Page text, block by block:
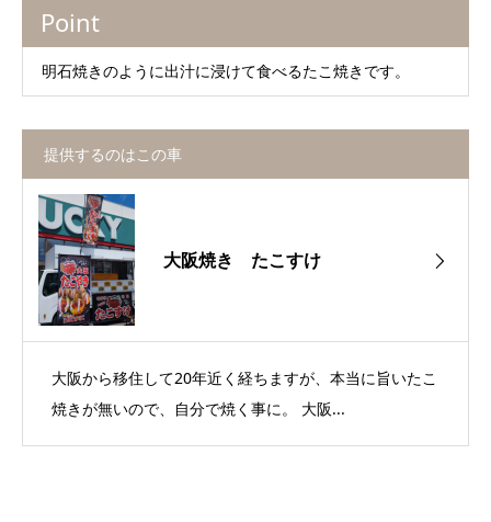
Point
明石焼きのように出汁に浸けて食べるたこ焼きです。
提供するのはこの車
大阪焼き たこすけ
大阪から移住して20年近く経ちますが、本当に旨いたこ
焼きが無いので、自分で焼く事に。 大阪...